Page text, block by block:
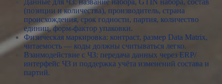
(позиции и количества), производитель, страна
происхождения, срок годности, партия, количество
единиц, форм-фактор упаковки.
Физическая маркировка: контраст, размер Data Matrix,
читаемость — коды должны считываться легко.
Взаимодействие с ЧЗ: передача данных через ERP/
интерфейс ЧЗ и поддержка учёта изменений состава и
партий.